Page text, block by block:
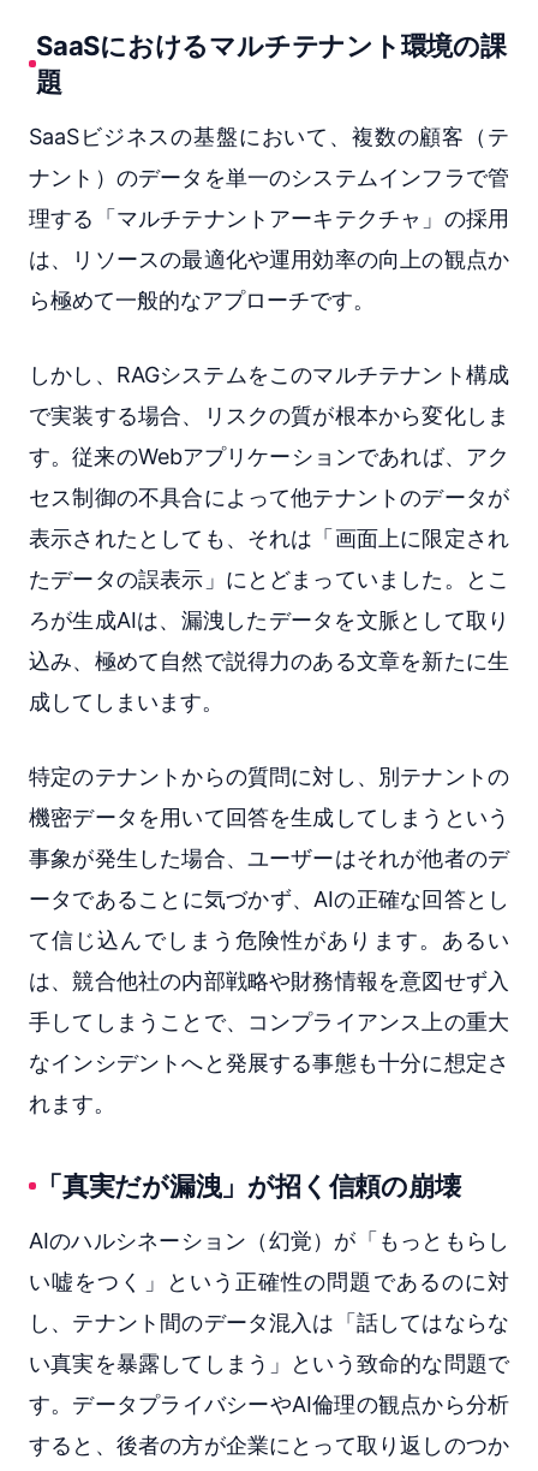
SaaSにおけるマルチテナント環境の課
題
SaaSビジネスの基盤において、複数の顧客（テ
ナント）のデータを単一のシステムインフラで管
理する「マルチテナントアーキテクチャ」の採用
は、リソースの最適化や運用効率の向上の観点か
ら極めて一般的なアプローチです。
しかし、RAGシステムをこのマルチテナント構成
で実装する場合、リスクの質が根本から変化しま
す。従来のWebアプリケーションであれば、アク
セス制御の不具合によって他テナントのデータが
表示されたとしても、それは「画面上に限定され
たデータの誤表示」にとどまっていました。とこ
ろが生成AIは、漏洩したデータを文脈として取り
込み、極めて自然で説得力のある文章を新たに生
成してしまいます。
特定のテナントからの質問に対し、別テナントの
機密データを用いて回答を生成してしまうという
事象が発生した場合、ユーザーはそれが他者のデ
ータであることに気づかず、AIの正確な回答とし
て信じ込んでしまう危険性があります。あるい
は、競合他社の内部戦略や財務情報を意図せず入
手してしまうことで、コンプライアンス上の重大
なインシデントへと発展する事態も十分に想定さ
れます。
「真実だが漏洩」が招く信頼の崩壊
AIのハルシネーション（幻覚）が「もっともらし
い嘘をつく」という正確性の問題であるのに対
し、テナント間のデータ混入は「話してはならな
い真実を暴露してしまう」という致命的な問題で
す。データプライバシーやAI倫理の観点から分析
すると、後者の方が企業にとって取り返しのつか